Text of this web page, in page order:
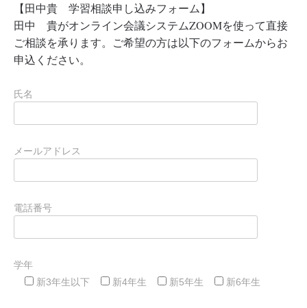
【田中貴 学習相談申し込みフォーム】
田中 貴がオンライン会議システムZOOMを使って直接
ご相談を承ります。ご希望の方は以下のフォームからお
申込ください。
氏名
メールアドレス
電話番号
学年
新3年生以下
新4年生 新5年生 新6年生